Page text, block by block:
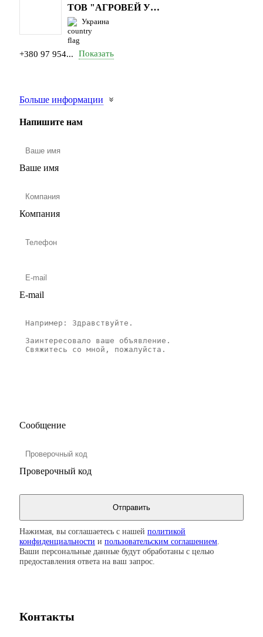
ТОВ "АГРОВЕЙ УКРАЇНА"
Украина
+380 97 954... Показать
Больше информации
Напишите нам
Ваше имя
Компания
E-mail
Сообщение
Проверочный код
Нажимая, вы соглашаетесь с нашей политикой
конфиденциальности и пользовательским соглашением
Ваши персональные данные будут обработаны с целью
предоставления ответа на ваш запрос.
Контакты